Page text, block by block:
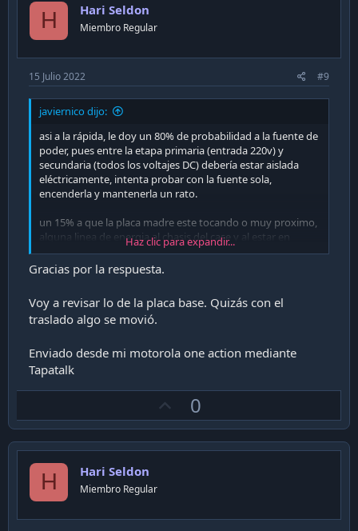
H Hari Seldon
Miembro Regular
15 Julio 2022 #9
javiernico dijo:
asi a la rápida, le doy un 80% de probabilidad a la fuente de
poder, pues entre la etapa primaria (entrada 220v) y
secundaria (todos los voltajes DC) debería estar aislada
eléctricamente, intenta probar con la fuente sola,
encenderla y mantenerla un rato.
un 15% a que la placa madre este tocando o muy proximo,
alguna linea de energia al chasis del case y al estar en
contaco con el case se provoque el desbalance que hace
saltar el diferencial.
Haz clic para expandir...
Gracias por la respuesta.
Voy a revisar lo de la placa base. Quizás con el
traslado algo se movió.
Enviado desde mi motorola one action mediante
Tapatalk
p
v
0
H Hari Seldon
Miembro Regular